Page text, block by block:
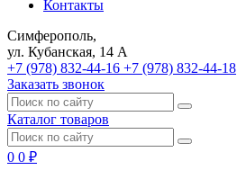
Контакты
Симферополь,
ул. Кубанская, 14 А
+7 (978) 832-44-16 +7 (978) 832-44-18
Заказать звонок
Каталог товаров
0 0 ₽